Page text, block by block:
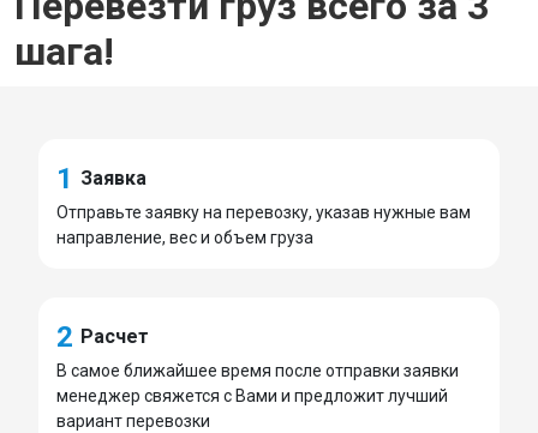
шага!
1 Заявка
Отправьте заявку на перевозку, указав нужные вам
направление, вес и объем груза
2 Расчет
В самое ближайшее время после отправки заявки
менеджер свяжется с Вами и предложит лучший
вариант перевозки